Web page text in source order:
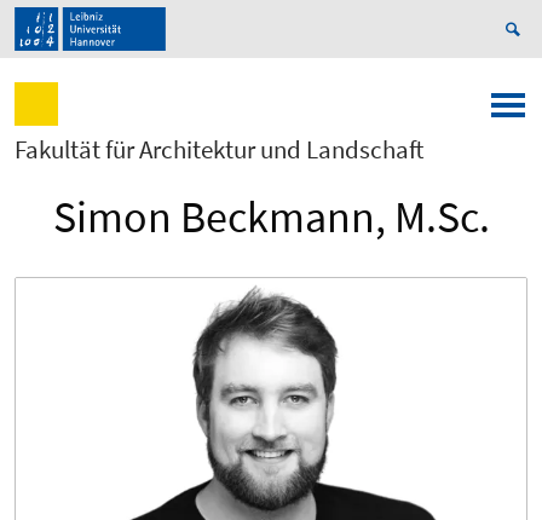
Fakultät für Architektur und Landschaft
Simon Beckmann, M.Sc.